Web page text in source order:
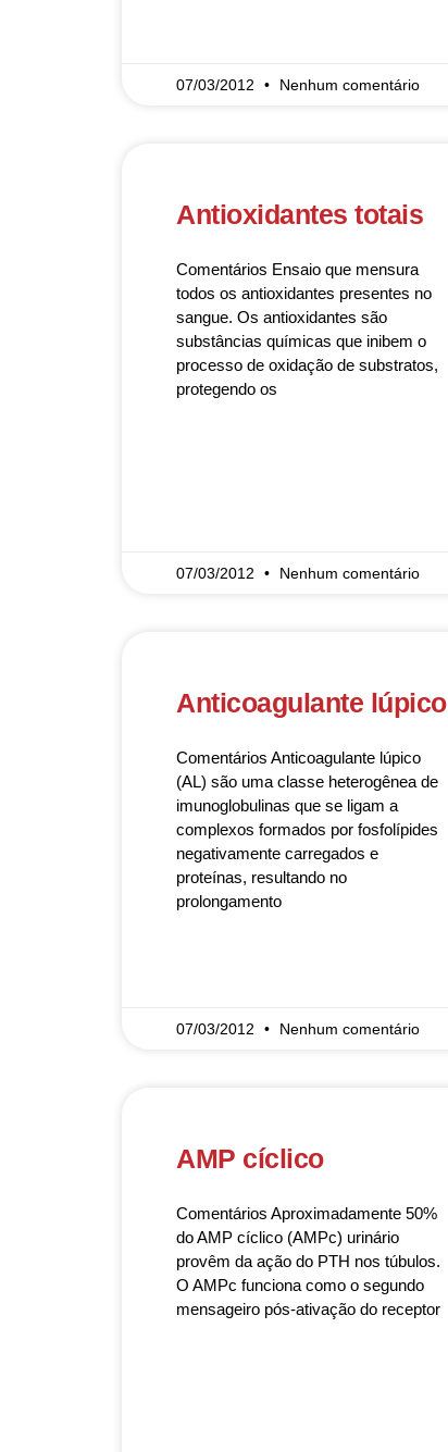
07/03/2012 Nenhum comentário
Antioxidantes totais
Comentários Ensaio que mensura
todos os antioxidantes presentes no
sangue. Os antioxidantes são
substâncias químicas que inibem o
processo de oxidação de substratos,
protegendo os
07/03/2012 Nenhum comentário
Anticoagulante lúpico
Comentários Anticoagulante lúpico
(AL) são uma classe heterogênea de
imunoglobulinas que se ligam a
complexos formados por fosfolípides
negativamente carregados e
proteínas, resultando no
prolongamento
07/03/2012 Nenhum comentário
AMP cíclico
Comentários Aproximadamente 50%
do AMP cíclico (AMPc) urinário
provêm da ação do PTH nos túbulos.
O AMPc funciona como o segundo
mensageiro pós-ativação do receptor